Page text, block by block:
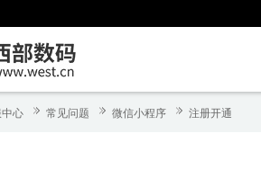
心 常见问题 微信小程序 注册开通